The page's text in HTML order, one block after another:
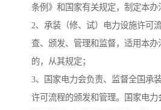
条例》和国家有关规定，制定本办
2、承装（修、试）电力设施许可
查、颁发、管理和监督，适用本办
的，从其规定；
3、国家电力会负责、监督全国承
许可流程的颁发和管理。国家电